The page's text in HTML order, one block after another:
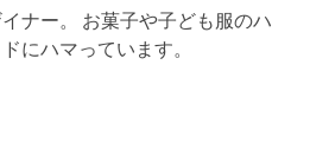
ナー。 お菓子や子ども服のハ
にハマっています。